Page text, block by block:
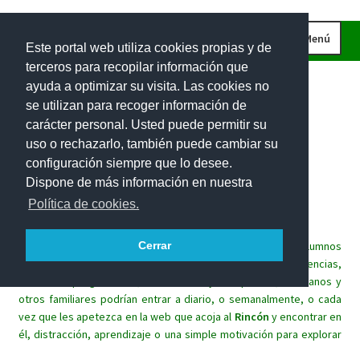
Este portal web utiliza cookies propias y de
terceros para recopilar información que
ayuda a optimizar su visita. Las cookies no
se utilizan para recoger información de
carácter personal. Usted puede permitir su
uso o rechazarlo, también puede cambiar su
configuración siempre que lo desee.
Dispone de más información en nuestra
Política de cookies.
Cerrar
la
navegación
al
contenido
Menú
INICIO
CURIOSIDADES
IMÁGENES
INVESTIGACIONES
PROBLEMAS DE INGENIO
PROBLEMAS INTERACTIVOS
Rincónmatemáticopara
familias.
Este espacio lúdico trata de implicar a las familias de los alumnos
en el aprendizaje de las matemáticas de sus hijos. Sin exigencias,
sin tareas programadas, los alumnos y sus padres, hermanos y
otros familiares podrían entrar a diario, o semanalmente, o cada
vez que les apetezca en la web que acoja al Rincón y encontrar en
él, distracción, aprendizaje o una simple motivación para explorar